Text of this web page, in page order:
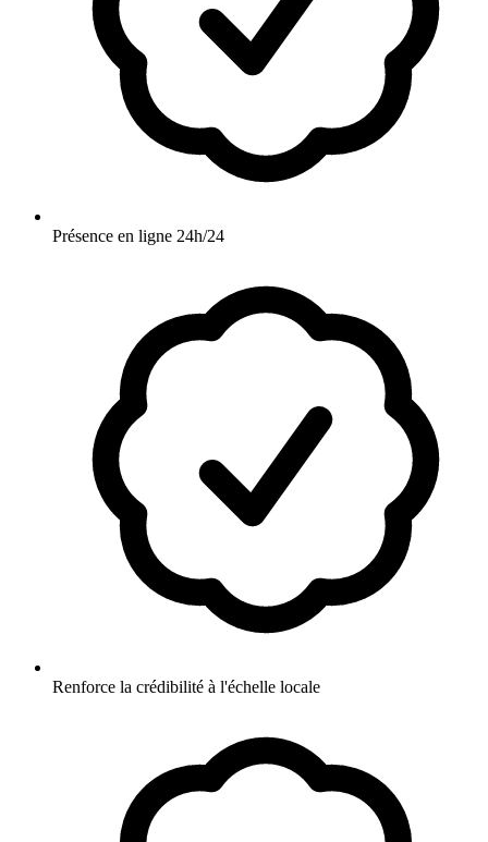
Présence en ligne 24h/24
Renforce la crédibilité à l'échelle locale